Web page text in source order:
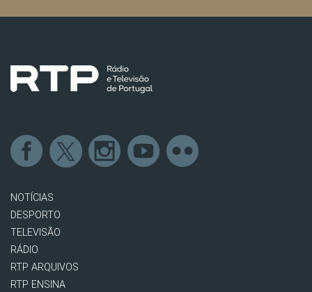
NOTÍCIAS
DESPORTO
TELEVISÃO
RÁDIO
RTP ARQUIVOS
RTP ENSINA